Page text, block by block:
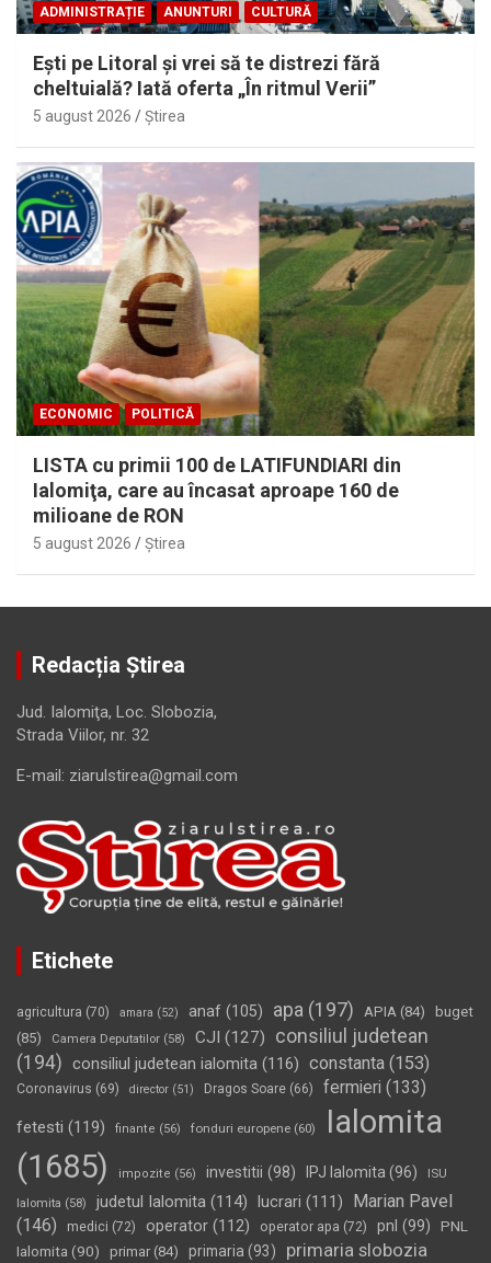
ADMINISTRAȚIE ANUNTURI CULTURĂ
Eşti pe Litoral şi vrei să te distrezi fără
cheltuială? Iată oferta „În ritmul Verii”
5 august 2026 Ştirea
ECONOMIC POLITICĂ
LISTA cu primii 100 de LATIFUNDIARI din
Ialomiţa, care au încasat aproape 160 de
milioane de RON
5 august 2026 Ştirea
Redacția Știrea
Jud. Ialomiţa, Loc. Slobozia,
Strada Viilor, nr. 32
E-mail: ziarulstirea@gmail.com
Etichete
agricultura (70) amara (52) anaf (105) apa (197) APIA (84)
buget
(85)
Camera Deputatilor (58) CJI (127)
consiliul judetean
(194) consiliul judetean ialomita (116) constanta (153)
Coronavirus (69) director (51) Dragos Soare (66) fermieri (133)
fetesti (119) finante (56) fonduri europene (60)
Ialomita
(1685)
impozite (56) investitii (98) IPJ Ialomita (96) ISU
Ialomita (58) judetul Ialomita (114) lucrari (111)
Marian Pavel
(146)
medici (72) operator (112) operator apa (72) pnl (99)
PNL
Ialomita (90) primar(84) primaria (93)
primaria slobozia